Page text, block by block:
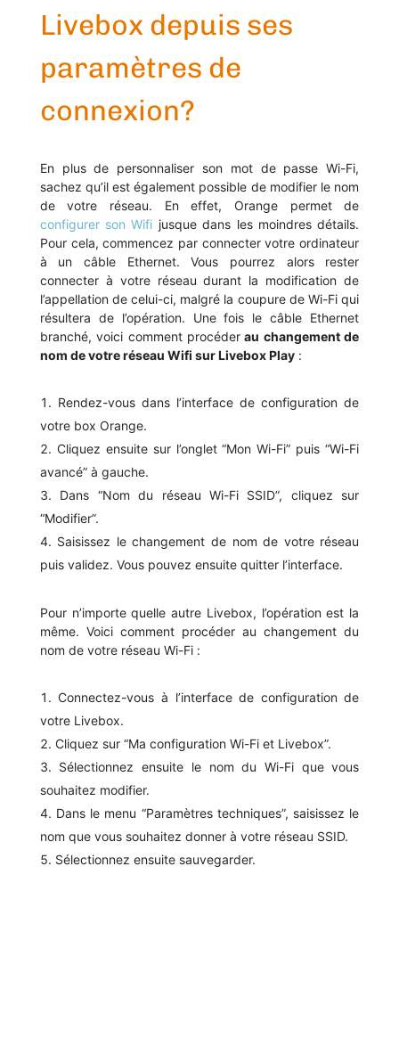
Livebox depuis ses
paramètres de
connexion?
En plus de personnaliser son mot de passe Wi-Fi,
sachez qu’il est également possible de modifier le nom
de votre réseau. En effet, Orange permet de
configurer son Wifi jusque dans les moindres détails.
Pour cela, commencez par connecter votre ordinateur
à un câble Ethernet. Vous pourrez alors rester
connecter à votre réseau durant la modification de
l’appellation de celui-ci, malgré la coupure de Wi-Fi qui
résultera de l’opération. Une fois le câble Ethernet
branché, voici comment procéder au changement de
nom de votre réseau Wifi sur Livebox Play:
Rendez-vous dans l’interface de configuration de
votre box Orange.
Cliquez ensuite sur l’onglet “Mon Wi-Fi” puis “Wi-Fi
avancé” à gauche.
Dans “Nom du réseau Wi-Fi SSID”, cliquez sur
“Modifier”.
Saisissez le changement de nom de votre réseau
puis validez. Vous pouvez ensuite quitter l’interface.
Pour n’importe quelle autre Livebox, l’opération est la
même. Voici comment procéder au changement du
nom de votre réseau Wi-Fi :
Connectez-vous à l’interface de configuration de
votre Livebox.
Cliquez sur “Ma configuration Wi-Fi et Livebox”.
Sélectionnez ensuite le nom du Wi-Fi que vous
souhaitez modifier.
Dans le menu “Paramètres techniques”, saisissez le
nom que vous souhaitez donner à votre réseau SSID.
Sélectionnez ensuite sauvegarder.